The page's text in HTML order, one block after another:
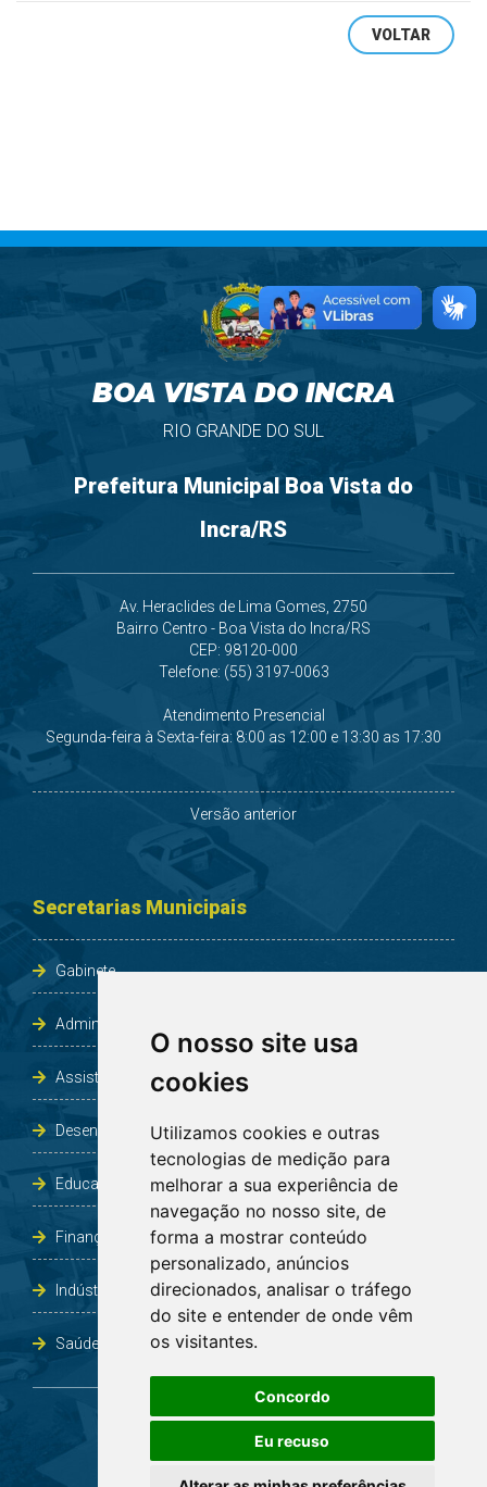
O nosso site usa
cookies
Utilizamos cookies e outras
tecnologias de medição para
melhorar a sua experiência de
navegação no nosso site, de
forma a mostrar conteúdo
personalizado, anúncios
direcionados, analisar o tráfego
do site e entender de onde vêm
os visitantes.
Concordo
Eu recuso
VOLTAR
BOA VISTA DO INCRA
RIO GRANDE DO SUL
Prefeitura Municipal Boa Vista do
Incra/RS
Av. Heraclides de Lima Gomes, 2750
Bairro Centro - Boa Vista do Incra/RS
CEP: 98120-000
Telefone: (55) 3197-0063
Atendimento Presencial
Segunda-feira à Sexta-feira: 8:00 as 12:00 e 13:30 as 17:30
Versão anterior
Secretarias Municipais
Gabinete
Administração e Planejamento
Assistência Social e Habitação
Desenvolvimento e Obras
Educação, Cultura, Desporto, Lazer e Turismo
Finanças
Indústria, Comércio, Agricultura e Meio Ambiente
Saúde